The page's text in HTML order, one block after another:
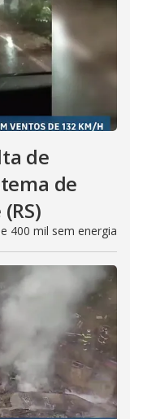
de
de
400 mil sem energia